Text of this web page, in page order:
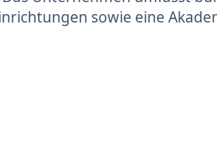
sowie eine